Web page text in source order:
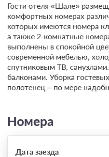
Гости отеля «Шале»
комфортных номерах
которых имеются номера
а также 2-комнатные
выполнены в спокойной
современной мебелью,
спутниковым ТВ,
балконами. Уборка
полотенец – по мере
Номера
Дата заезда